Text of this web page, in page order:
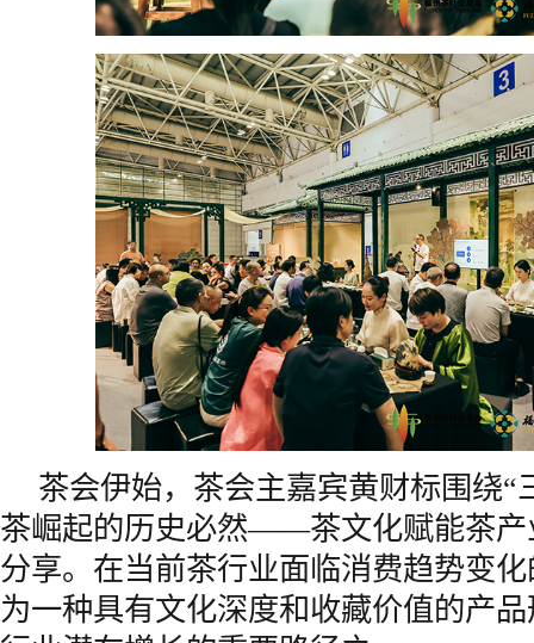
茶会伊始，茶会主嘉宾黄财标围绕“
茶崛起的历史必然——茶文化赋能茶产
分享。在当前茶行业面临消费趋势变
为一种具有文化深度和收藏价值的产